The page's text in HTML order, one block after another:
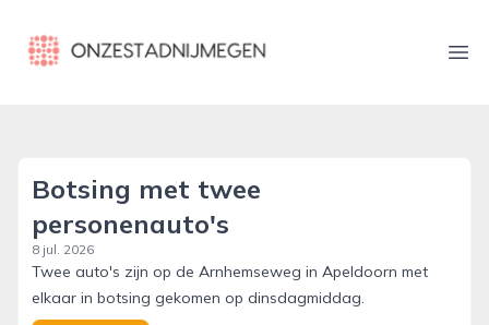
onzestadnijmegen.nl
Botsing met twee
personenauto's
8 jul. 2026
Twee auto's zijn op de Arnhemseweg in Apeldoorn met
elkaar in botsing gekomen op dinsdagmiddag.